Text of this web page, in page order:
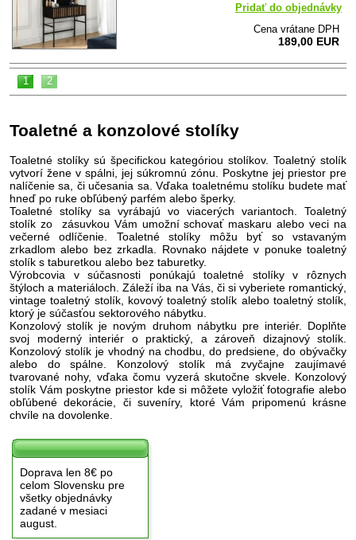
Pridať do objednávky
Cena vrátane DPH
189,00 EUR
1 2
Toaletné a konzolové stolíky
Toaletné stolíky sú špecifickou kategóriou stolíkov. Toaletný stolík
vytvorí žene v spálni, jej súkromnú zónu. Poskytne jej priestor pre
nalíčenie sa, či učesania sa. Vďaka toaletnému stolíku budete mať
hneď po ruke obľúbený parfém alebo šperky.
Toaletné stolíky sa vyrábajú vo viacerých variantoch. Toaletný
stolík zo zásuvkou Vám umožní schovať maskaru alebo veci na
večerné odlíčenie. Toaletné stolíky môžu byť so vstavaným
zrkadlom alebo bez zrkadla. Rovnako nájdete v ponuke toaletný
stolík s taburetkou alebo bez taburetky.
Výrobcovia v súčasnosti ponúkajú toaletné stolíky v rôznych
štýloch a materiáloch. Záleží iba na Vás, či si vyberiete romantický,
vintage toaletný stolík, kovový toaletný stolík alebo toaletný stolík,
ktorý je súčasťou sektorového nábytku.
Konzolový stolík je novým druhom nábytku pre interiér. Doplňte
svoj moderný interiér o praktický, a zároveň dizajnový stolík.
Konzolový stolík je vhodný na chodbu, do predsiene, do obývačky
alebo do spálne. Konzolový stolík má zvyčajne zaujímavé
tvarované nohy, vďaka čomu vyzerá skutočne skvele. Konzolový
stolík Vám poskytne priestor kde si môžete vyložiť fotografie alebo
obľúbené dekorácie, či suveníry, ktoré Vám pripomenú krásne
chvíle na dovolenke.
Doprava len 8€ po
celom Slovensku pre
všetky objednávky
zadané v mesiaci
august.